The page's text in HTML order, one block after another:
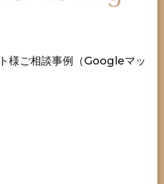
様ご相談事例（Googleマッ